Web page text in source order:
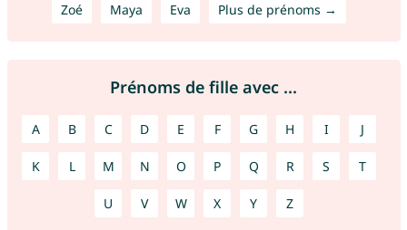
Zoé Maya Eva Plus de prénoms →
Prénoms de fille avec ...
A B C D E F G H I J
K L M N O P Q R S T
U V W X Y Z